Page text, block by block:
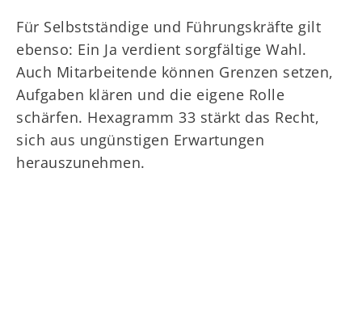
Für Selbstständige und Führungskräfte gilt
ebenso: Ein Ja verdient sorgfältige Wahl.
Auch Mitarbeitende können Grenzen setzen,
Aufgaben klären und die eigene Rolle
schärfen. Hexagramm 33 stärkt das Recht,
sich aus ungünstigen Erwartungen
herauszunehmen.